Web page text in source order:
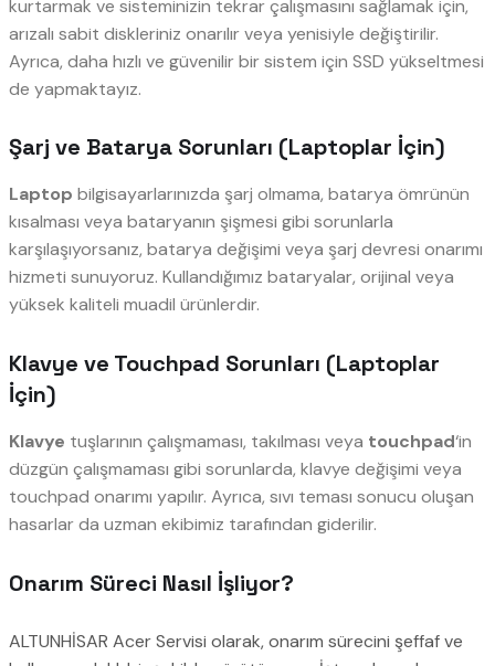
kurtarmak ve sisteminizin tekrar çalışmasını sağlamak için,
arızalı sabit diskleriniz onarılır veya yenisiyle değiştirilir.
Ayrıca, daha hızlı ve güvenilir bir sistem için SSD yükseltmesi
de yapmaktayız.
Şarj ve Batarya Sorunları (Laptoplar İçin)
Laptop bilgisayarlarınızda şarj olmama, batarya ömrünün
kısalması veya bataryanın şişmesi gibi sorunlarla
karşılaşıyorsanız, batarya değişimi veya şarj devresi onarımı
hizmeti sunuyoruz. Kullandığımız bataryalar, orijinal veya
yüksek kaliteli muadil ürünlerdir.
Klavye ve Touchpad Sorunları (Laptoplar
İçin)
Klavye tuşlarının çalışmaması, takılması veya touchpad‘in
düzgün çalışmaması gibi sorunlarda, klavye değişimi veya
touchpad onarımı yapılır. Ayrıca, sıvı teması sonucu oluşan
hasarlar da uzman ekibimiz tarafından giderilir.
Onarım Süreci Nasıl İşliyor?
ALTUNHİSAR Acer Servisi olarak, onarım sürecini şeffaf ve